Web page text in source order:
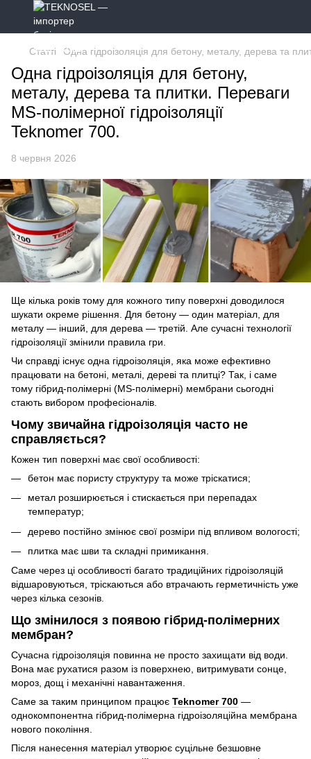
Статті Одна гідроізоляція для бетону, металу, дерева та
Одна гідроізоляція для бетону,
металу, дерева та плитки. Переваги
MS-полімерної гідроізоляції
Teknomer 700.
8 червня 2026
Ще кілька років тому для кожного типу поверхні доводилося
шукати окреме рішення. Для бетону — один матеріал, для
металу — інший, для дерева — третій. Але сучасні технології
гідроізоляції змінили правила гри.
Чи справді існує одна гідроізоляція, яка може ефективно
працювати на бетоні, металі, дереві та плитці? Так, і саме
тому гібрид-полімерні (MS-полімерні) мембрани сьогодні
стають вибором професіоналів.
Чому звичайна гідроізоляція часто не
справляється?
Кожен тип поверхні має свої особливості:
бетон має пористу структуру та може тріскатися;
метал розширюється і стискається при перепадах
температур;
дерево постійно змінює свої розміри під впливом вологості;
плитка має шви та складні примикання.
Саме через ці особливості багато традиційних гідроізоляцій
відшаровуються, тріскаються або втрачають герметичність уже
через кілька сезонів.
Що змінилося з появою гібрид-полімерних
мембран?
Сучасна гідроізоляція повинна не просто захищати від води.
Вона має рухатися разом із поверхнею, витримувати сонце,
мороз, дощ і механічні навантаження.
Саме за таким принципом працює Teknomer 700 —
однокомпонентна гібрид-полімерна гідроізоляційна мембрана
нового покоління.
Після нанесення матеріал утворює суцільне безшовне